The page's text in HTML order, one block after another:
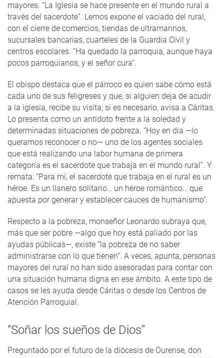
mayores. “La Iglesia se hace presente en el mundo rural a
través del sacerdote”. Lemos expone el vaciado del rural,
con el cierre de comercios, tiendas de ultramarinos,
sucursales bancarias, cuarteles de la Guardia Civil y
centros escolares. “Ha quedado la parroquia, aunque haya
pocos parroquianos, y el señor cura”.
El obispo destaca que el párroco es quien sabe cómo está
cada uno de sus feligreses y que, si alguien deja de acudir
a la iglesia, recibe su visita; si es necesario, avisa a Cáritas.
Lo presenta como un antídoto frente a la soledad y
determinadas situaciones de pobreza. “Hoy en día —lo
queramos reconocer o no— uno de los agentes sociales
que está realizando una labor humana de primera
categoría es el sacerdote que trabaja en el mundo rural”. Y
remata: “Para mí, el sacerdote que trabaja en el rural es un
héroe. Es un llanero solitario… un héroe romántico… que
apuesta por generar y establecer cauces de humanismo”.
Respecto a la pobreza, monseñor Leonardo subraya que,
más que ser pobre —algo que hoy está paliado por las
ayudas públicas—, existe “la pobreza de no saber
administrarse con lo que tienen”. A veces, apunta, personas
mayores del rural no han sido asesoradas para contar con
una situación humana digna en ese ámbito. A este tipo de
casos se les ayuda desde Cáritas o desde los Centros de
Atención Parroquial.
“Soñar los sueños de Dios”
Preguntado por el futuro de la diócesis de Ourense, don